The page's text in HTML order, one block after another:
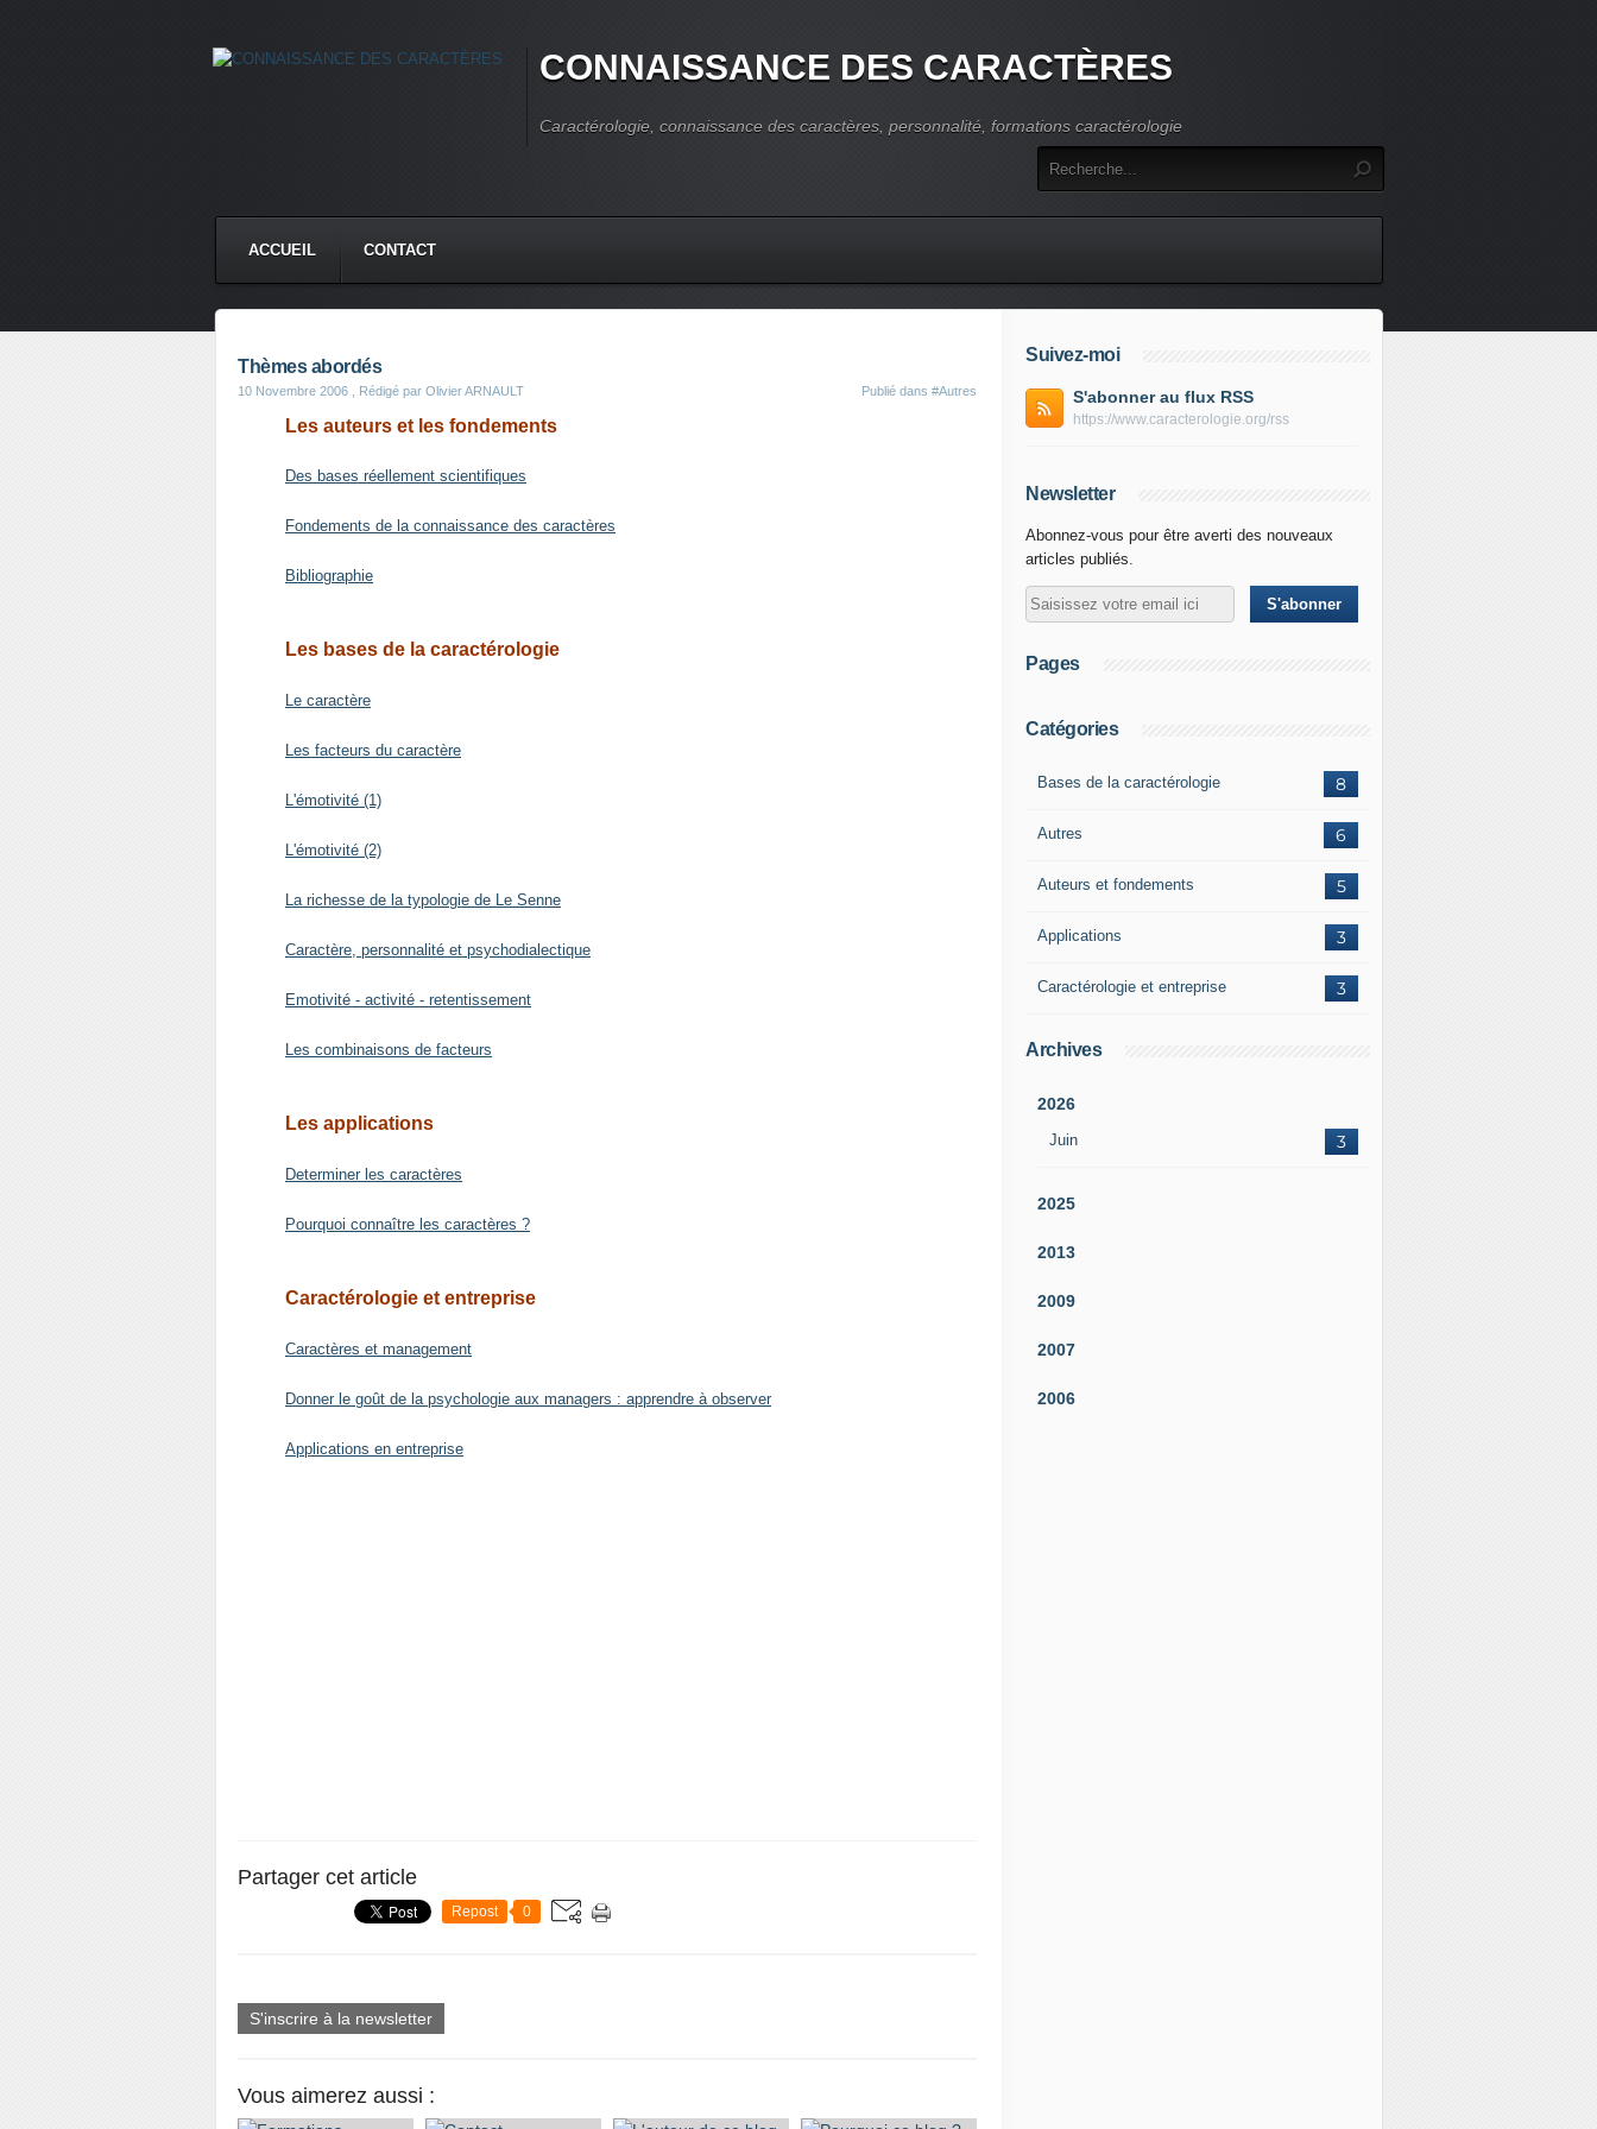
CONNAISSANCE DES CARACTÈRES
Caractérologie, connaissance des caractères, personnalité, formations caractérologie
ACCUEIL CONTACT
Thèmes abordés
10 Novembre 2006 , Rédigé par Olivier ARNAULT Publié dans #Autres
Les auteurs et les fondements
Des bases réellement scientifiques
Fondements de la connaissance des caractères
Bibliographie
Les bases de la caractérologie
Le caractère
Les facteurs du caractère
L'émotivité (1)
L'émotivité (2)
La richesse de la typologie de Le Senne
Caractère, personnalité et psychodialectique
Emotivité - activité - retentissement
Les combinaisons de facteurs
Les applications
Determiner les caractères
Pourquoi connaître les caractères ?
Caractérologie et entreprise
Caractères et management
Donner le goût de la psychologie aux managers : apprendre à observer
Applications en entreprise
Partager cet article
Repost 0
S'inscrire à la newsletter
Vous aimerez aussi :
Suivez-moi
S'abonner au flux RSS
https://www.caracterologie.org/rss
Newsletter
Abonnez-vous pour être averti des nouveaux
articles publiés.
Pages
Catégories
8
Bases de la caractérologie
6
Autres
5
Auteurs et fondements
3
Applications
3
Caractérologie et entreprise
Archives
2026
Juin 3
2025
2013
2009
2007
2006